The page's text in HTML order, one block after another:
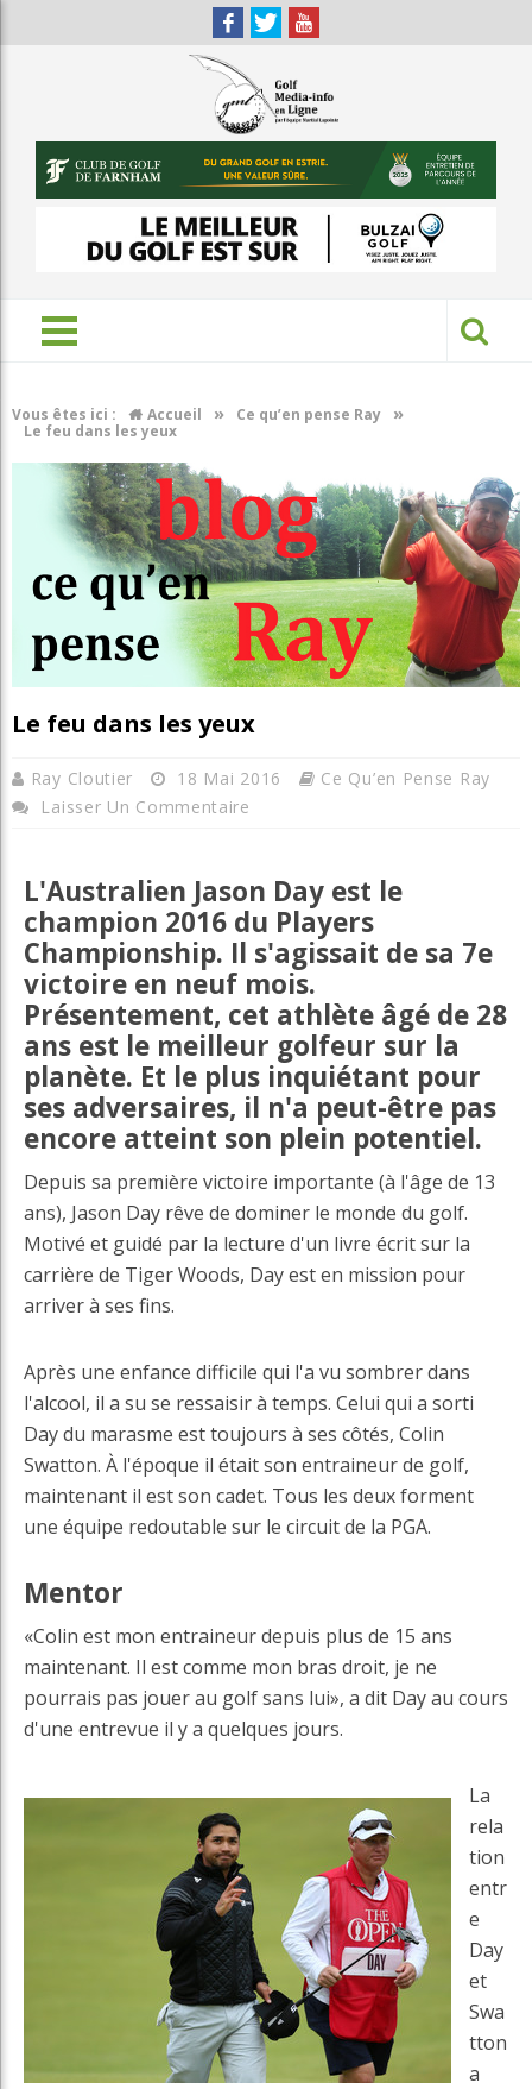
Vous êtes ici : Accueil » Ce qu’en pense Ray »
Le feu dans les yeux
Le feu dans les yeux
Ray Cloutier 18 Mai 2016
Ce Qu’en Pense Ray
Laisser Un Commentaire
L'Australien Jason Day est le
champion 2016 du Players
Championship. Il s'agissait de sa 7e
victoire en neuf mois.
Présentement, cet athlète âgé de 28
ans est le meilleur golfeur sur la
planète. Et le plus inquiétant pour
ses adversaires, il n'a peut-être pas
encore atteint son plein potentiel.
Depuis sa première victoire importante (à l'âge de 13
ans), Jason Day rêve de dominer le monde du golf.
Motivé et guidé par la lecture d'un livre écrit sur la
carrière de Tiger Woods, Day est en mission pour
arriver à ses fins.
Après une enfance difficile qui l'a vu sombrer dans
l'alcool, il a su se ressaisir à temps. Celui qui a sorti
Day du marasme est toujours à ses côtés, Colin
Swatton. À l'époque il était son entraineur de golf,
maintenant il est son cadet. Tous les deux forment
une équipe redoutable sur le circuit de la PGA.
Mentor
«Colin est mon entraineur depuis plus de 15 ans
maintenant. Il est comme mon bras droit, je ne
pourrais pas jouer au golf sans lui», a dit Day au cours
d'une entrevue il y a quelques jours.
La
rela
tion
entr
e
Day
et
Swa
tton
a